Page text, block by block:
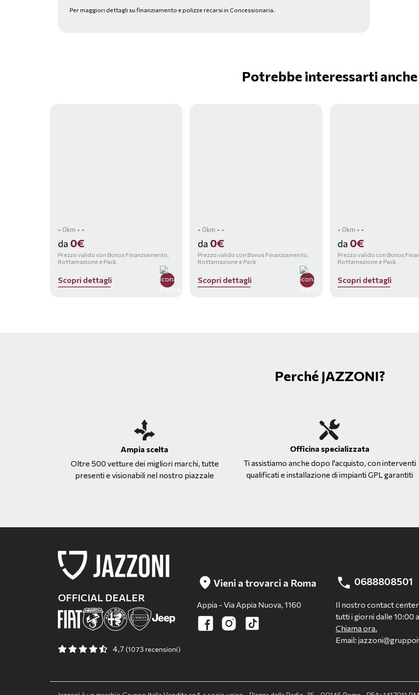
Per maggiori dettagli su finanziamento e polizze recarsi in Concessionaria.
Potrebbe interessarti anche
• 0km • •
da 0€
Prezzo valido con Bonus Finanziamento,
Rottamazione e Pack
Scopri dettagli
• 0km • •
da 0€
Prezzo valido con Bonus Finanziamento,
Rottamazione e Pack
Scopri dettagli
• 0km • •
da 0€
Prezzo valido con Bonus
Rottamazione e Pack
Scopri dettagli
Perché JAZZONI?
Ampia scelta
Oltre 500 vetture dei migliori marchi, tutte
presenti e visionabili nel nostro piazzale
Officina specializzata
Ti assistiamo anche dopo l'acquisto, con interventi
qualificati e installazione di impianti GPL garantiti
OFFICIAL DEALER
4,7 (1073 recensioni)
Vieni a trovarci a Roma
Appia - Via Appia Nuova, 1160
0688808501
Il nostro contact
tutti i giorni dalle 10:00
Chiama ora.
Email: